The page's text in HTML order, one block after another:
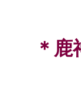
＊鹿